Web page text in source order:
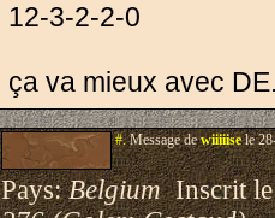
12-3-2-2-0
ça va mieux avec
#.Message dewiiiiisele
Pays:BelgiumInscrit